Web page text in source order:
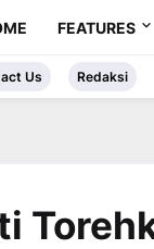
FEATURES
Us Redaksi